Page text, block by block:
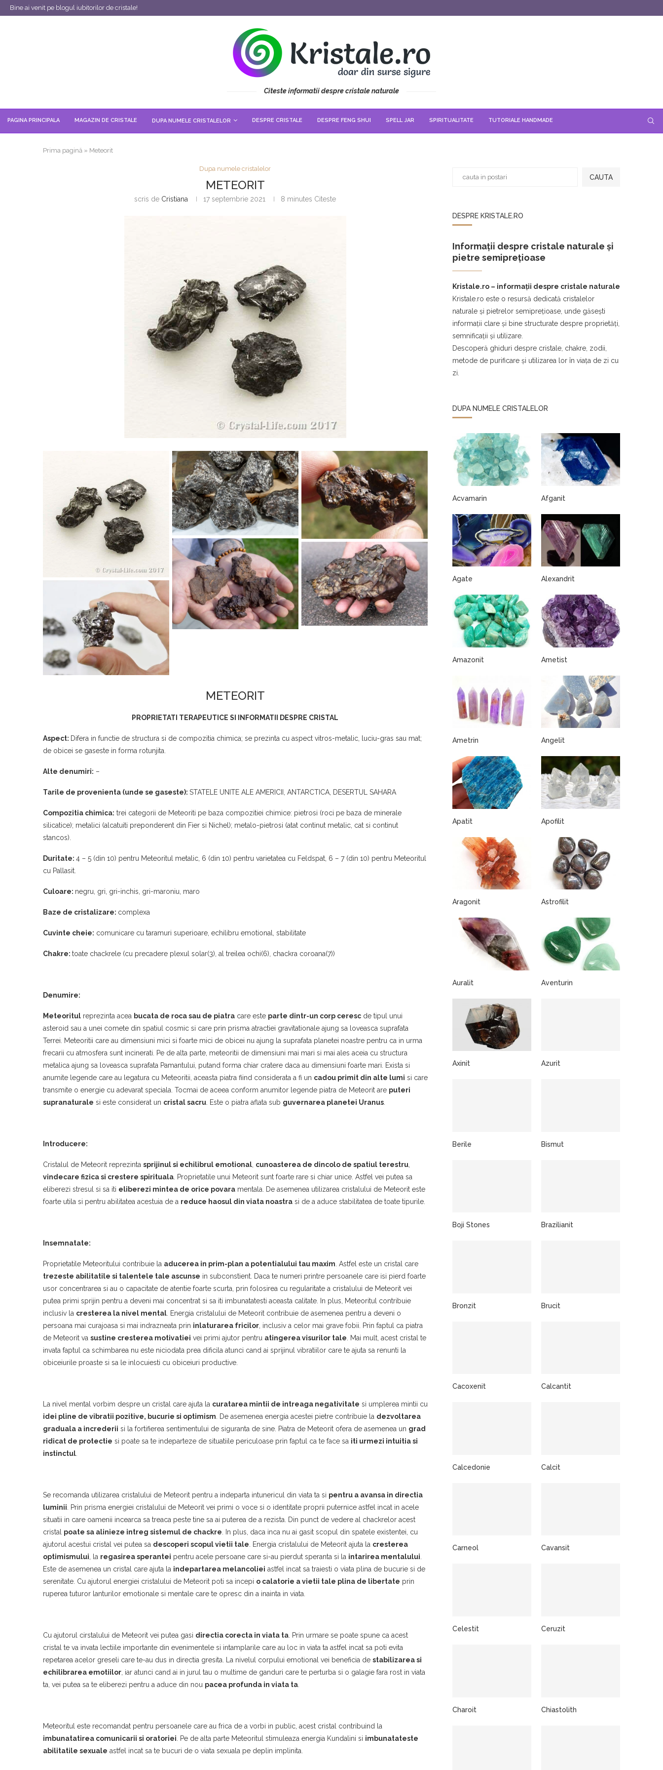
Bine ai venit pe blogul iubitorilor de cristale!
Citeste informatii despre cristale naturale
PAGINA PRINCIPALA MAGAZIN DE CRISTALE DUPA NUMELE CRISTALELOR DESPRE CRISTALE DESPRE FENG SHUI SPELL JAR SPIRITUALITATE TUTORIALE HANDMADE
Prima pagină » Meteorit
Dupa numele cristalelor
METEORIT
scris de Cristiana 17 septembrie 2021 8 minutes Citeste
METEORIT
PROPRIETATI TERAPEUTICE SI INFORMATII DESPRE CRISTAL
Aspect: Difera in functie de structura si de compozitia chimica; se prezinta cu aspect vitros-metalic, luciu-gras sau mat;
de obicei se gaseste in forma rotunjita.
Alte denumiri: –
Tarile de provenienta (unde se gaseste): STATELE UNITE ALE AMERICII, ANTARCTICA, DESERTUL SAHARA
Compozitia chimica: trei categorii de Meteoriti pe baza compozitiei chimice: pietrosi (roci pe baza de minerale
silicatice); metalici (alcatuiti preponderent din Fier si Nichel); metalo-pietrosi (atat continut metalic, cat si continut
stancos).
Duritate: 4 – 5 (din 10) pentru Meteoritul metalic, 6 (din 10) pentru varietatea cu Feldspat, 6 – 7 (din 10) pentru Meteoritul
cu Pallasit.
Culoare: negru, gri, gri-inchis, gri-maroniu, maro
Baze de cristalizare: complexa
Cuvinte cheie: comunicare cu taramuri superioare, echilibru emotional, stabilitate
Chakre: toate chackrele (cu precadere plexul solar(3), al treilea ochi(6), chackra coroana(7))
Denumire:
Meteoritul reprezinta acea bucata de roca sau de piatra care este parte dintr-un corp ceresc de tipul unui
asteroid sau a unei comete din spatiul cosmic si care prin prisma atractiei gravitationale ajung sa loveasca suprafata
Terrei. Meteoritii care au dimensiuni mici si foarte mici de obicei nu ajung la suprafata planetei noastre pentru ca in urma
frecarii cu atmosfera sunt incinerati. Pe de alta parte, meteoritii de dimensiuni mai mari si mai ales aceia cu structura
metalica ajung sa loveasca suprafata Pamantului, putand forma chiar cratere daca au dimensiuni foarte mari. Exista si
anumite legende care au legatura cu Meteoritii, aceasta piatra fiind considerata a fi un cadou primit din alte lumi si care
transmite o energie cu adevarat speciala. Tocmai de aceea conform anumitor legende piatra de Meteorit are puteri
supranaturale si este considerat un cristal sacru . Este o piatra aflata sub guvernarea planetei Uranus
Introducere:
Cristalul de Meteorit reprezinta sprijinul si echilibrul emotional cunoasterea de dincolo de spatiul terestru
vindecare fizica si crestere spirituala . Proprietatile unui Meteorit sunt foarte rare si chiar unice. Astfel vei putea sa
eliberezi stresul si sa iti eliberezi mintea de orice povara mentala. De asemenea utilizarea cristalului de Meteorit este
foarte utila si pentru abilitatea acestuia de a reduce haosul din viata noastra si de a aduce stabilitatea de toate tipurile.
Insemnatate:
Proprietatile Meteoritului contribuie la aducerea in prim-plan a potentialului tau maxim . Astfel este un cristal care
trezeste abilitatile si talentele tale ascunse in subconstient. Daca te numeri printre persoanele care isi pierd foarte
usor concentrarea si au o capacitate de atentie foarte scurta, prin folosirea cu regularitate a cristalului de Meteorit vei
putea primi sprijin pentru a deveni mai concentrat si sa iti imbunatatesti aceasta calitate. In plus, Meteoritul contribuie
inclusiv la cresterea la nivel mental . Energia cristalului de Meteorit contribuie de asemenea pentru a deveni o
persoana mai curajoasa si mai indrazneata prin inlaturarea fricilor , inclusiv a celor mai grave fobii. Prin faptul ca piatra
de Meteorit va sustine cresterea motivatiei vei primi ajutor pentru atingerea visurilor tale . Mai mult, acest cristal te
invata faptul ca schimbarea nu este niciodata prea dificila atunci cand ai sprijinul vibratiilor care te ajuta sa renunti la
obiceiurile proaste si sa le inlocuiesti cu obiceiuri productive.
La nivel mental vorbim despre un cristal care ajuta la curatarea mintii de intreaga negativitate si umplerea mintii cu
idei pline de vibratii pozitive, bucurie si optimism . De asemenea energia acestei pietre contribuie la dezvoltarea
graduala a increderii si la fortifierea sentimentului de siguranta de sine. Piatra de Meteorit ofera de asemenea un grad
ridicat de protectie si poate sa te indeparteze de situatiile periculoase prin faptul ca te face sa iti urmezi intuitia si
instinctul
Se recomanda utilizarea cristalului de Meteorit pentru a indeparta intunericul din viata ta si pentru a avansa in directia
luminii . Prin prisma energiei cristalului de Meteorit vei primi o voce si o identitate proprii puternice astfel incat in acele
situatii in care oamenii incearca sa treaca peste tine sa ai puterea de a rezista. Din punct de vedere al chackrelor acest
cristal poate sa alinieze intreg sistemul de chackre . In plus, daca inca nu ai gasit scopul din spatele existentei, cu
ajutorul acestui cristal vei putea sa descoperi scopul vietii tale . Energia cristalului de Meteorit ajuta la cresterea
optimismului , la regasirea sperantei pentru acele persoane care si-au pierdut speranta si la intarirea mentalului
Este de asemenea un cristal care ajuta la indepartarea melancoliei astfel incat sa traiesti o viata plina de bucurie si de
serenitate. Cu ajutorul energiei cristalului de Meteorit poti sa incepi o calatorie a vietii tale plina de libertate prin
ruperea tuturor lanturilor emotionale si mentale care te opresc din a inainta in viata.
Cu ajutorul cirstalului de Meteorit vei putea gasi directia corecta in viata ta . Prin urmare se poate spune ca acest
cristal te va invata lectiile importante din evenimentele si intamplarile care au loc in viata ta astfel incat sa poti evita
repetarea acelor greseli care te-au dus in directia gresita. La nivelul corpului emotional vei beneficia de stabilizarea si
echilibrarea emotiilor , iar atunci cand ai in jurul tau o multime de ganduri care te perturba si o galagie fara rost in viata
ta, vei putea sa te eliberezi pentru a aduce din nou pacea profunda in viata ta
Meteoritul este recomandat pentru persoanele care au frica de a vorbi in public, acest cristal contribuind la
imbunatatirea comunicarii si oratoriei . Pe de alta parte Meteoritul stimuleaza energia Kundalini si imbunatateste
abilitatile sexuale astfel incat sa te bucuri de o viata sexuala pe deplin implinita.
CAUTA
DESPRE KRISTALE.RO
Informații despre cristale naturale și
pietre semiprețioase
Kristale.ro – informații despre cristale naturale
Kristale.ro este o resursă dedicată cristalelor
naturale și pietrelor semiprețioase, unde găsești
informații clare și bine structurate despre proprietăți,
semnificații și utilizare.
Descoperă ghiduri despre cristale, chakre, zodii,
metode de purificare și utilizarea lor în viața de zi cu
zi.
DUPA NUMELE CRISTALELOR
Acvamarin Afganit
Agate Alexandrit
Amazonit Ametist
Ametrin Angelit
Apatit Apofilit
Aragonit Astrofilit
Auralit Aventurin
Axinit Azurit
Berile Bismut
Boji Stones Brazilianit
Bronzit Brucit
Cacoxenit Calcantit
Calcedonie Calcit
Carneol Cavansit
Celestit Ceruzit
Charoit Chiastolith